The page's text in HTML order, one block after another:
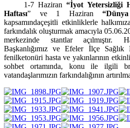
1-7 Haziran“İyot Yetersizliği
Haftası” ve 1 Haziran
kapsamındaçeşitli etkinliklerle
farkındalık oluşturmak amacıyla
merkezinde stantlar açılmıştır.
Başkanlığımız ve Efeler İlçe Sağlık
fenilketonüri hasta ve yakınlarının
sohbet ortamında, konu ile ilgili
vatandaşlarımızın farkındalığının